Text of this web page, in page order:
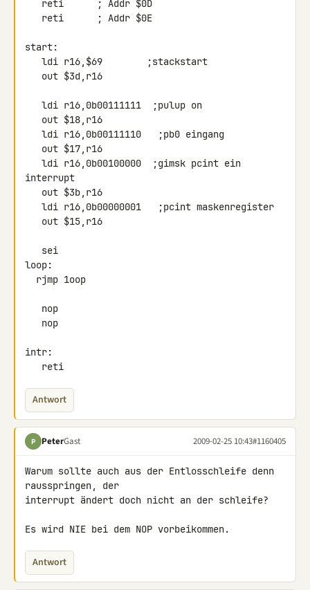
start:
interrupt
loop:
intr:
   reti
Antwort
P PeterGast 2009-02-25 10:43#1160405
Warum sollte auch aus der Entlosschleife denn
rausspringen, der
interrupt ändert doch nicht an der schleife?
Es wird NIE bei dem NOP vorbeikommen.
Antwort